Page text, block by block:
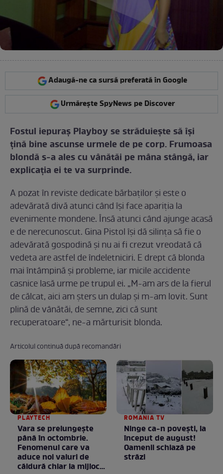
Adaugă-ne ca sursă preferată în Google
Urmărește SpyNews pe Discover
Fostul iepuraş Playboy se străduieşte să îşi
ţină bine ascunse urmele de pe corp. Frumoasa
blondă s-a ales cu vânătăi pe mâna stângă, iar
explicaţia ei te va surprinde.
A pozat în reviste dedicate bărbaţilor şi este o
adevărată divă atunci când îşi face apariţia la
evenimente mondene. Însă atunci când ajunge acasă
e de nerecunoscut. Gina Pistol îşi dă silinţa să fie o
adevărată gospodină şi nu ai fi crezut vreodată că
vedeta are astfel de îndeletniciri. E drept că blonda
mai întâmpină şi probleme, iar micile accidente
casnice lasă urme pe trupul ei. „M-am ars de la fierul
de călcat, aici am şters un dulap şi m-am lovit. Sunt
plină de vânătăi, de semne, zici că sunt
recuperatoare“, ne-a mărturisit blonda.
Articolul continuă după recomandări
PLAYTECH
Vara se prelungeşte
până în octombrie.
Fenomenul care va
aduce noi valuri de
căldură chiar la mijlocul
ROMANIA TV
Ninge ca-n povești, la
început de august!
Oamenii schiază pe
străzi